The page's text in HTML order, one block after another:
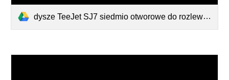
dysze TeeJet SJ7 siedmio otworowe do rozlewania RSM.pdf